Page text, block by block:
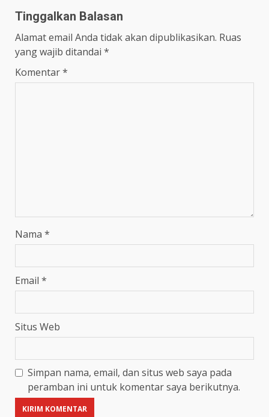
Tinggalkan Balasan
Alamat email Anda tidak akan dipublikasikan. Ruas
yang wajib ditandai *
Komentar*
Nama *
Email *
Situs Web
Simpan nama, email, dan situs web saya pada
peramban ini untuk komentar saya berikutnya.